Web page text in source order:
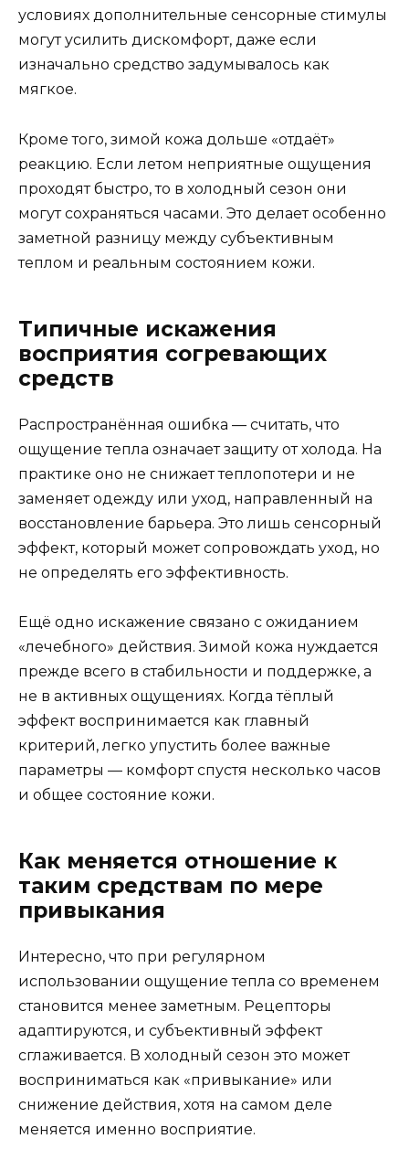
условиях дополнительные сенсорные стимулы
могут усилить дискомфорт, даже если
изначально средство задумывалось как
мягкое.
Кроме того, зимой кожа дольше «отдаёт»
реакцию. Если летом неприятные ощущения
проходят быстро, то в холодный сезон они
могут сохраняться часами. Это делает особенно
заметной разницу между субъективным
теплом и реальным состоянием кожи.
Типичные искажения
восприятия согревающих
средств
Распространённая ошибка — считать, что
ощущение тепла означает защиту от холода. На
практике оно не снижает теплопотери и не
заменяет одежду или уход, направленный на
восстановление барьера. Это лишь сенсорный
эффект, который может сопровождать уход, но
не определять его эффективность.
Ещё одно искажение связано с ожиданием
«лечебного» действия. Зимой кожа нуждается
прежде всего в стабильности и поддержке, а
не в активных ощущениях. Когда тёплый
эффект воспринимается как главный
критерий, легко упустить более важные
параметры — комфорт спустя несколько часов
и общее состояние кожи.
Как меняется отношение к
таким средствам по мере
привыкания
Интересно, что при регулярном
использовании ощущение тепла со временем
становится менее заметным. Рецепторы
адаптируются, и субъективный эффект
сглаживается. В холодный сезон это может
восприниматься как «привыкание» или
снижение действия, хотя на самом деле
меняется именно восприятие.